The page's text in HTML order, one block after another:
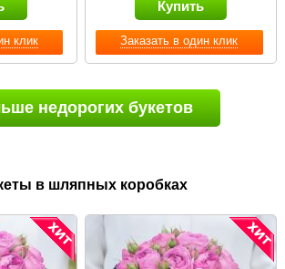
клик Заказать в один клик
Купить
недорогих букетов
в шляпных коробках